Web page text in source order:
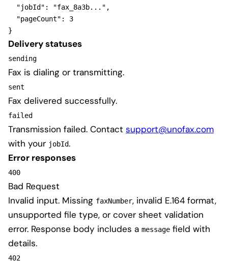
"jobId" : "fax_8a3b..." ,
"pageCount"
}
Delivery statuses
sending
Fax is dialing or transmitting.
sent
Fax delivered successfully.
failed
Transmission failed. Contact support@unofax.com
with your jobId.
Error responses
400
Bad Request
Invalid input. Missing faxNumber, invalid E.164 format,
unsupported file type, or cover sheet validation
error. Response body includes a message field with
details.
402